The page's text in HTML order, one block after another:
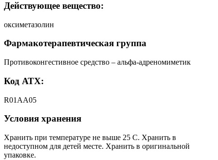
Действующее вещество:
оксиметазолин
Фармакотерапевтическая группа
Противоконгестивное средство – альфа-адреномиметик
Код АТХ:
R01AA05
Условия хранения
Хранить при температуре не выше 25 С. Хранить в
недоступном для детей месте. Хранить в оригинальной
упаковке.